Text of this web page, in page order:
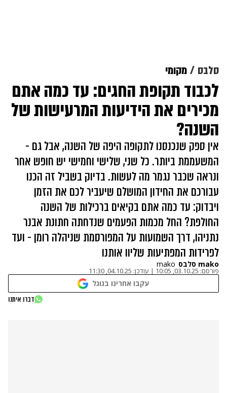
סלבס מקומי
לכבוד תקופת החגים: עד כמה אתם
מכירים את הידיעות המרעישות של
השנה?
אין ספק שנכנסנו לתקופה היפה של השנה, אבל גם -
המשעממת ביותר. כל שני, שלישי וחמישי יש חופש אחר
ונראה שכבר נגמר מה לעשות. בדיוק בשביל זה הכנו
עבורכם את החידון המושלם שיעביר לכם את הזמן
ויבדוק: עד כמה אתם בקיאים ברכילות של השנה
החולפת? החל מכמות הפעמים שנדחתה חתונת אבנר
נתניהו, דרך השמועות על המפורסמת שניהלה רומן - ועד
לפרידות המפתיעות שליוו אותנו
mako סלבס mako
פורסם: 03.10.25, 10:05
| עודכן: 04.10.25, 11:30
עקבו אחרינו בגוגל
דברו איתנו